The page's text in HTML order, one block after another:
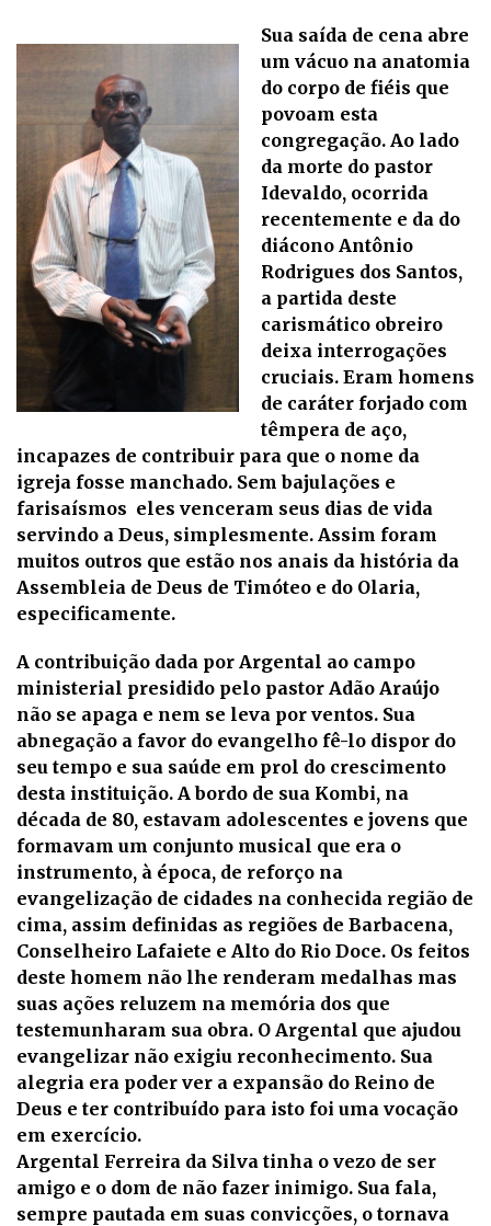
Sua saída de cena abre
um vácuo na anatomia
do corpo de fiéis que
povoam esta
congregação. Ao lado
da morte do pastor
Idevaldo, ocorrida
recentemente e da do
diácono Antônio
Rodrigues dos Santos,
a partida deste
carismático obreiro
deixa interrogações
cruciais. Eram homens
de caráter forjado com
têmpera de aço,
incapazes de contribuir para que o nome da
igreja fosse manchado. Sem bajulações e
farisaísmos eles venceram seus dias de vida
servindo a Deus, simplesmente. Assim foram
muitos outros que estão nos anais da história da
Assembleia de Deus de Timóteo e do Olaria,
especificamente.
A contribuição dada por Argental ao campo
ministerial presidido pelo pastor Adão Araújo
não se apaga e nem se leva por ventos. Sua
abnegação a favor do evangelho fê-lo dispor do
seu tempo e sua saúde em prol do crescimento
desta instituição. A bordo de sua Kombi, na
década de 80, estavam adolescentes e jovens que
formavam um conjunto musical que era o
instrumento, à época, de reforço na
evangelização de cidades na conhecida região de
cima, assim definidas as regiões de Barbacena,
Conselheiro Lafaiete e Alto do Rio Doce. Os feitos
deste homem não lhe renderam medalhas mas
suas ações reluzem na memória dos que
testemunharam sua obra. O Argental que ajudou
evangelizar não exigiu reconhecimento. Sua
alegria era poder ver a expansão do Reino de
Deus e ter contribuído para isto foi uma vocação
em exercício.
Argental Ferreira da Silva tinha o vezo de ser
amigo e o dom de não fazer inimigo. Sua fala,
sempre pautada em suas convicções, o tornava